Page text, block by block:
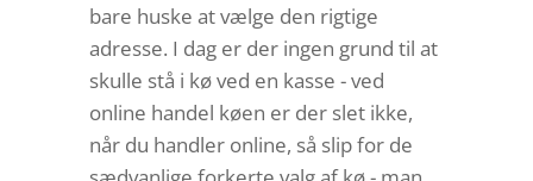
bare huske at vælge den rigtige
adresse. I dag er der ingen grund til at
skulle stå i kø ved en kasse - ved
online handel køen er der slet ikke,
når du handler online, så slip for de